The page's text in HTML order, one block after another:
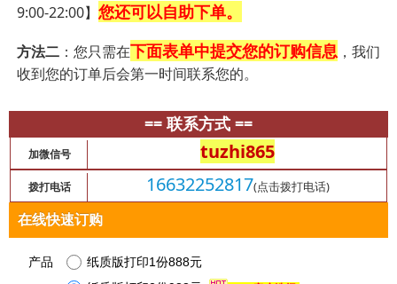
9:00-22:00】 您还可以自助下单。
方法二：您只需在下面表单中提交您的订购信息，我们
收到您的订单后会第一时间联系您的。
== 联系方式 ==
加微信号 tuzhi865
拨打电话 16632252817(点击拨打电话)